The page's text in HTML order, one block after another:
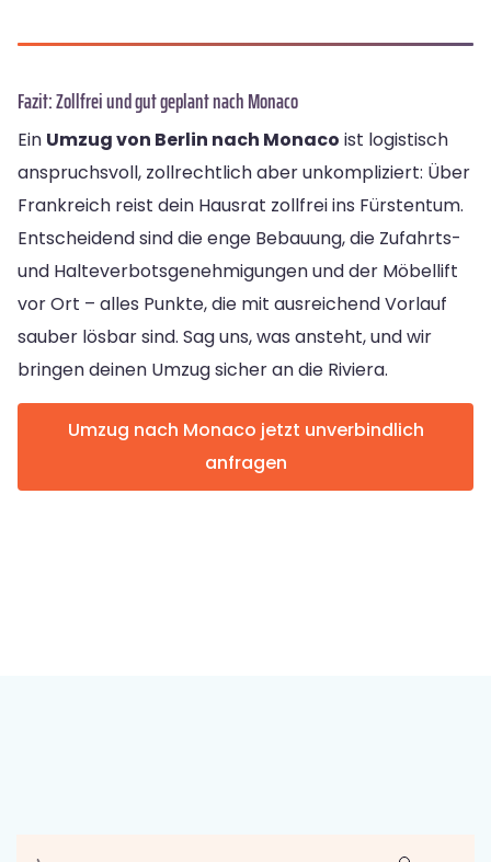
Fazit: Zollfrei und gut geplant nach Monaco
Ein Umzug von Berlin nach Monaco ist logistisch
anspruchsvoll, zollrechtlich aber unkompliziert: Über
Frankreich reist dein Hausrat zollfrei ins Fürstentum.
Entscheidend sind die enge Bebauung, die Zufahrts-
und Halteverbotsgenehmigungen und der Möbellift
vor Ort – alles Punkte, die mit ausreichend Vorlauf
sauber lösbar sind. Sag uns, was ansteht, und wir
bringen deinen Umzug sicher an die Riviera.
Umzug nach Monaco jetzt unverbindlich
anfragen